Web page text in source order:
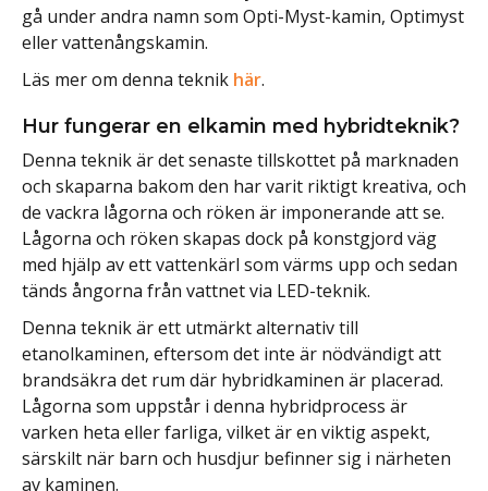
gå under andra namn som Opti-Myst-kamin, Optimyst
eller vattenångskamin.
Läs mer om denna teknik här.
Hur fungerar en elkamin med hybridteknik?
Denna teknik är det senaste tillskottet på marknaden
och skaparna bakom den har varit riktigt kreativa, och
de vackra lågorna och röken är imponerande att se.
Lågorna och röken skapas dock på konstgjord väg
med hjälp av ett vattenkärl som värms upp och sedan
tänds ångorna från vattnet via LED-teknik.
Denna teknik är ett utmärkt alternativ till
etanolkaminen, eftersom det inte är nödvändigt att
brandsäkra det rum där hybridkaminen är placerad.
Lågorna som uppstår i denna hybridprocess är
varken heta eller farliga, vilket är en viktig aspekt,
särskilt när barn och husdjur befinner sig i närheten
av kaminen.